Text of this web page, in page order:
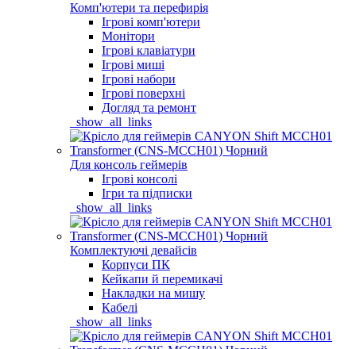
Комп'ютери та перефирія
Ігрові комп'ютери
Монітори
Ігрові клавіатури
Ігрові миші
Ігрові набори
Ігрові поверхні
Догляд та ремонт
_show_all_links
Для консоль геймерів
Ігрові консолі
Ігри та підписки
_show_all_links
Комплектуючі девайсів
Корпуси ПК
Кейкапи й перемикачі
Накладки на мишу
Кабелі
_show_all_links